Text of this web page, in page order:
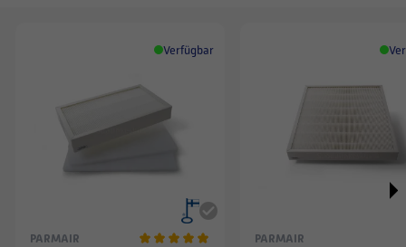
Verfügbar
PARMAIR PARMAIR